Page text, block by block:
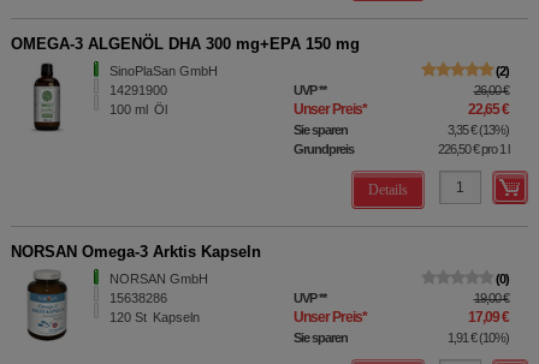
OMEGA-3 ALGENÖL DHA 300 mg+EPA 150 mg
SinoPlaSan GmbH
14291900
100 ml Öl
2
UVP** 26,00 €
Unser Preis* 22,65 €
Sie sparen 3,35 €(13%)
Grundpreis
226,50 €pro 1 l
Details
NORSAN Omega-3 Arktis Kapseln
NORSAN GmbH
15638286
120 St Kapseln
0
UVP** 19,00 €
Unser Preis* 17,09 €
Sie sparen 1,91 €(10%)